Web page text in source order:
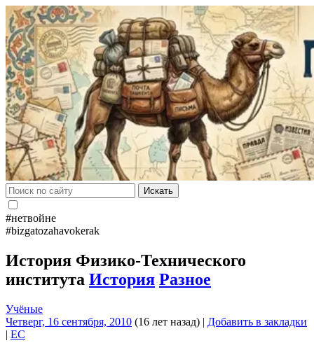
Искать
#нетвойне
#bizgatozahavokerak
История Физико-Технического
института История Разное
Учёные
Четверг, 16 сентября, 2010 (16 лет назад) | Добавить в закладки
| EC